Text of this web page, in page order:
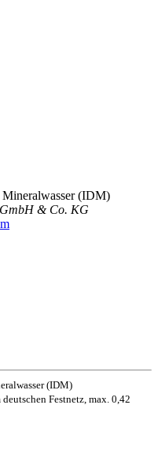
Mineralwasser (IDM)
& Co. KG
(IDM)
Festnetz, max. 0,42